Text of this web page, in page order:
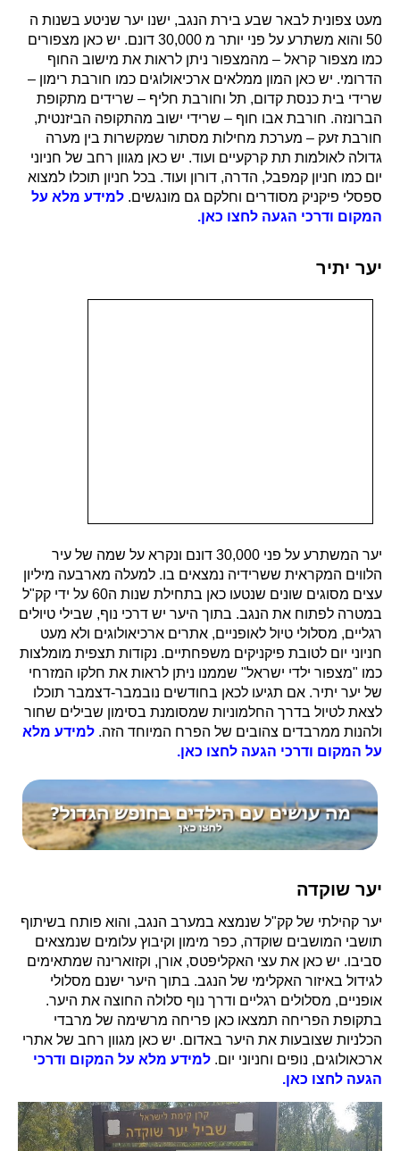
מעט צפונית לבאר שבע בירת הנגב, ישנו יער שניטע בשנות ה
50 והוא משתרע על פני יותר מ 30,000 דונם. יש כאן מצפורים
כמו מצפור קראל – מהמצפור ניתן לראות את מישוב החוף
הדרומי. יש כאן המון ממלאים ארכיאולוגים כמו חורבת רימון –
שרידי בית כנסת קדום, תל וחורבת חליף – שרידים מתקופת
הברונזה. חורבת אבו חוף – שרידי ישוב מהתקופה הביזנטית,
חורבת זעק – מערכת מחילות מסתור שמקשרות בין מערה
גדולה לאולמות תת קרקעיים ועוד. יש כאן מגוון רחב של חניוני
יום כמו חניון קמפבל, הדרה, דורון ועוד. בכל חניון תוכלו למצוא
ספסלי פיקניק מסודרים וחלקם גם מונגשים. למידע מלא על
המקום ודרכי הגעה לחצו כאן.
יער יתיר
יער המשתרע על פני 30,000 דונם ונקרא על שמה של עיר
הלווים המקראית ששרידיה נמצאים בו. למעלה מארבעה מיליון
עצים מסוגים שונים שנטעו כאן בתחילת שנות ה60 על ידי קק"ל
במטרה לפתוח את הנגב. בתוך היער יש דרכי נוף, שבילי טיולים
רגליים, מסלולי טיול לאופניים, אתרים ארכיאולוגים ולא מעט
חניוני יום לטובת פיקניקים משפחתיים. נקודות תצפית מומלצות
כמו "מצפור ילדי ישראל" שממנו ניתן לראות את חלקו המזרחי
של יער יתיר. אם תגיעו לכאן בחודשים נובמבר-דצמבר תוכלו
לצאת לטיול בדרך החלמוניות שמסומנת בסימון שבילים שחור
ולהנות ממרבדים צהובים של הפרח המיוחד הזה. למידע מלא
על המקום ודרכי הגעה לחצו כאן.
יער שוקדה
יער קהילתי של קק"ל שנמצא במערב הנגב, והוא פותח בשיתוף
תושבי המושבים שוקדה, כפר מימון וקיבוץ עלומים שנמצאים
סביבו. יש כאן את עצי האקליפטס, אורן, וקזוארינה שמתאימים
לגידול באיזור האקלימי של הנגב. בתוך היער ישנם מסלולי
אופניים, מסלולים רגליים ודרך נוף סלולה החוצה את היער.
בתקופת הפריחה תמצאו כאן פריחה מרשימה של מרבדי
הכלניות שצובעות את היער באדום. יש כאן מגוון רחב של אתרי
ארכאולוגים, נופים וחניוני יום. למידע מלא על המקום ודרכי
הגעה לחצו כאן.